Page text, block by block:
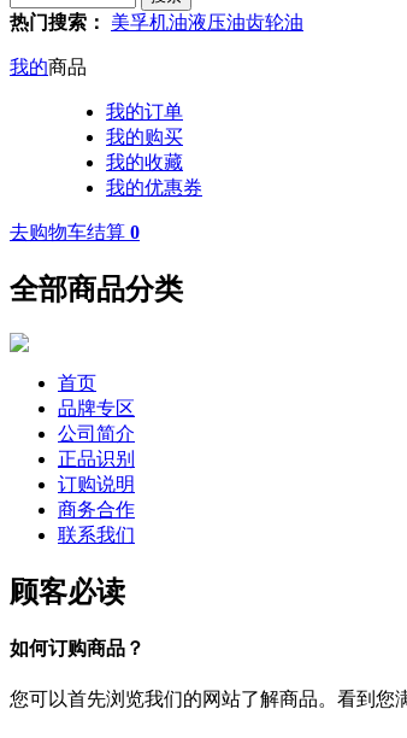
热门搜索： 美孚机油液压油齿轮油
我的商品
我的订单
我的购买
我的收藏
我的优惠券
去购物车结算 0
全部商品分类
首页
品牌专区
公司简介
正品识别
订购说明
商务合作
联系我们
顾客必读
如何订购商品？
您可以首先浏览我们的网站了解商品。看到您